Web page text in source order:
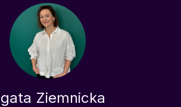
Ziemnicka